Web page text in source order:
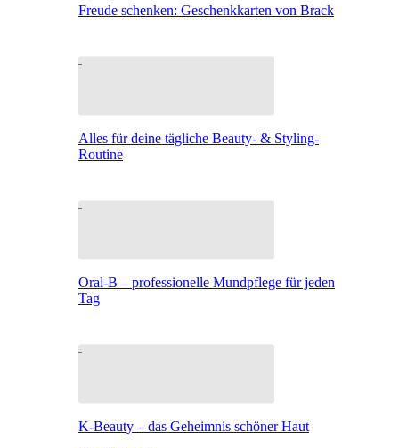
Freude schenken: Geschenkkarten von Brack
Alles für deine tägliche Beauty- & Styling-
Routine
Oral-B – professionelle Mundpflege für jeden
Tag
K-Beauty – das Geheimnis schöner Haut